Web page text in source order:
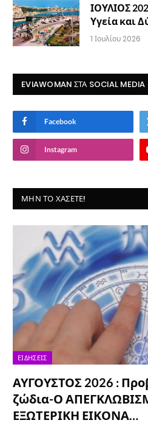
ΙΟΥΛΙΟΣ
Υγεία και
1 Ιουλίου 2026
EVIAWOMAN ΣΤΑ SOCIAL MEDIA
Facebook
Instagram
ΜΗΝ ΤΟ ΧΆΣΕΤΕ!
ΕΙΔΉΣΕΙΣ
ΑΥΓΟΥΣΤΟΣ 2026 :
ζώδια-Ο
ΕΞΩΤΕΡΙΚΗ ΕΙΚΟΝΑ…